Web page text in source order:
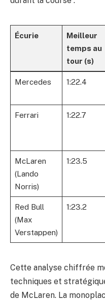
Écurie
Meilleur
temps au
tour (s)
Mercedes 1:22.4
Ferrari 1:22.7
McLaren
(Lando
Norris)
1:23.5
Red Bull
(Max
Verstappen)
1:23.2
Cette analyse chiffrée
techniques et
de McLaren. La